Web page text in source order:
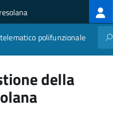
polifunzionale
della